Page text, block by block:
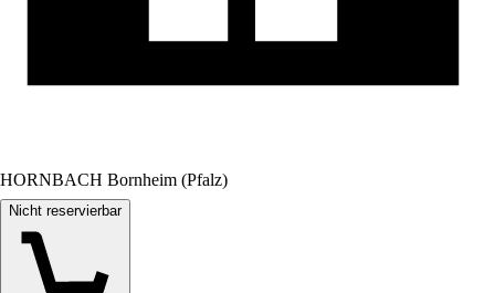
HORNBACH Bornheim (Pfalz)
Nicht reservierbar